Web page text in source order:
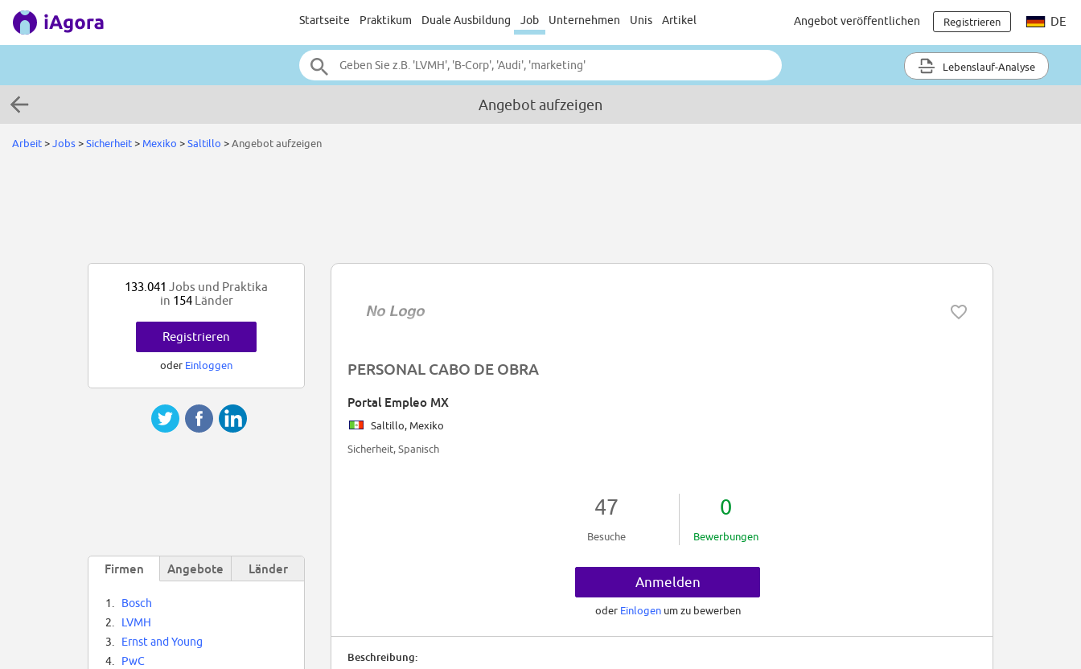
Startseite Praktikum Duale Ausbildung Job Unternehmen Unis Artikel Angebot veröffentlichen Registrieren DE
Lebenslauf-Analyse
Angebot aufzeigen
Arbeit>Jobs>Sicherheit> Mexiko >Saltillo >Angebot aufzeigen
PERSONAL CABO DE OBRA
Portal Empleo MX
Saltillo, Mexiko
Sicherheit, Spanisch
47
Besuche
0
Bewerbungen
Anmelden
oder Einlogen um zu bewerben
Beschreibung:
133.041 Jobs und Praktika
in 154Länder
Registrieren
oder Einloggen
Firmen Angebote Länder
1.
Bosch
2.
LVMH
3.
Ernst and Young
4.
PwC